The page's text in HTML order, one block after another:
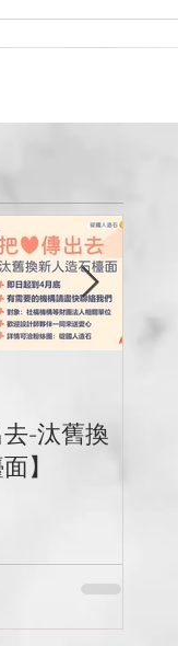
去-汰舊換
】